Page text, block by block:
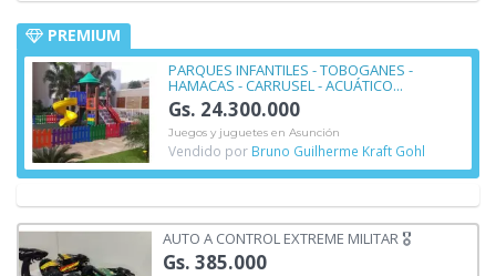
PREMIUM
PARQUES INFANTILES - TOBOGANES -
HAMACAS - CARRUSEL - ACUÁTICO...
Gs. 24.300.000
Juegos y juguetes en Asunción
Vendido por Bruno Guilherme Kraft Gohl
AUTO A CONTROL EXTREME MILITAR 🎖️
Gs. 385.000